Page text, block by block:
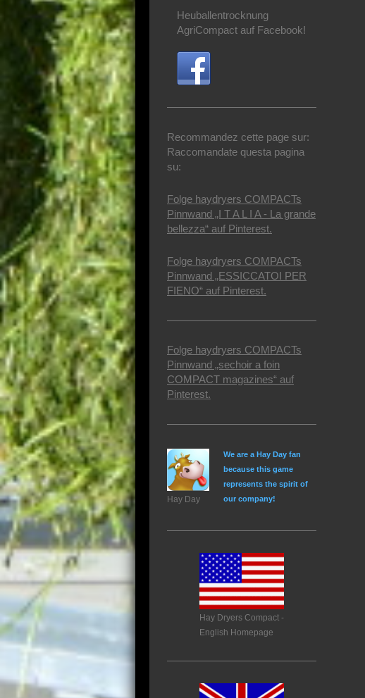
Heuballentrocknung
AgriCompact auf Facebook!
Recommandez cette page sur:
Raccomandate questa pagina
su:
Folge haydryers COMPACTs
Pinnwand „I T A L I A - La grande
bellezza“ auf Pinterest.
Folge haydryers COMPACTs
Pinnwand „ESSICCATOI PER
FIENO“ auf Pinterest.
Folge haydryers COMPACTs
Pinnwand „sechoir a foin
COMPACT magazines“ auf
Pinterest.
Hay Day
We are a Hay Day fan
because this game
represents the spirit of
our company!
Hay Dryers Compact -
English Homepage